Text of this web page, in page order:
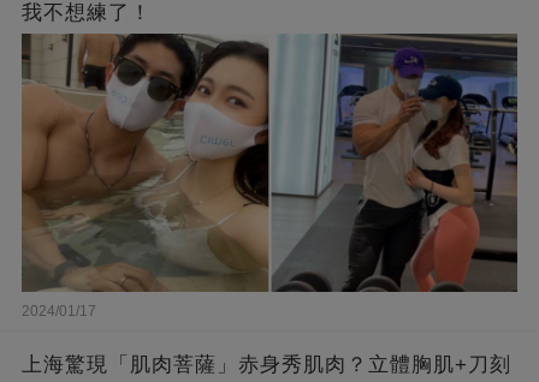
我不想練了！
2024/01/17
上海驚現「肌肉菩薩」赤身秀肌肉？立體胸肌+刀刻